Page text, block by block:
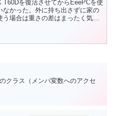
T60Dを復活させてからEeePCを使
なかった。外に持ち出さずに家の
う場合は重さの差はまったく気に
で使っていても面白みがな
クラス（メンバ変数へのアクセ